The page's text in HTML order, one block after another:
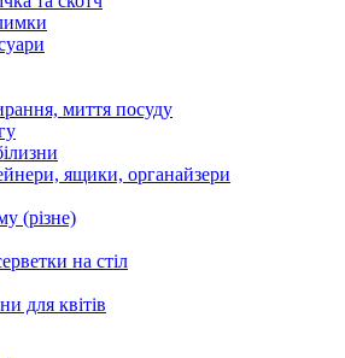
миття посуду
ящики, органайзери
(різне)
на стіл
для квітів